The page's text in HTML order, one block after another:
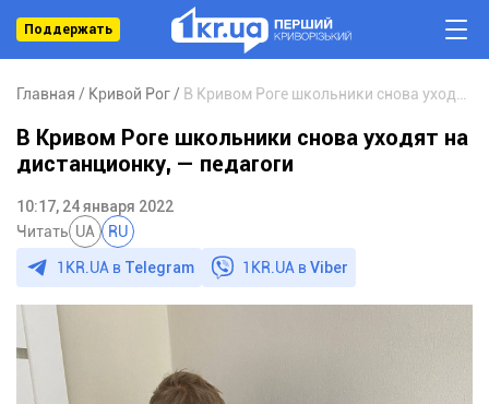
Поддержать
Главная Кривой Рог
В Кривом Роге школьники снова уходят на
дистанционку, — педагоги
10:17, 24 января 2022
Читать UA RU
1KR.UA в Telegram 1KR.UA вViber